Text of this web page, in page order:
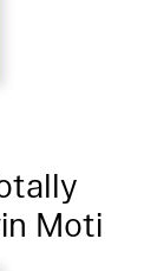
Moti